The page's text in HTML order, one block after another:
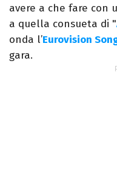
avere a che fare con
a quella consueta di "
onda l’Eurovision
gara.